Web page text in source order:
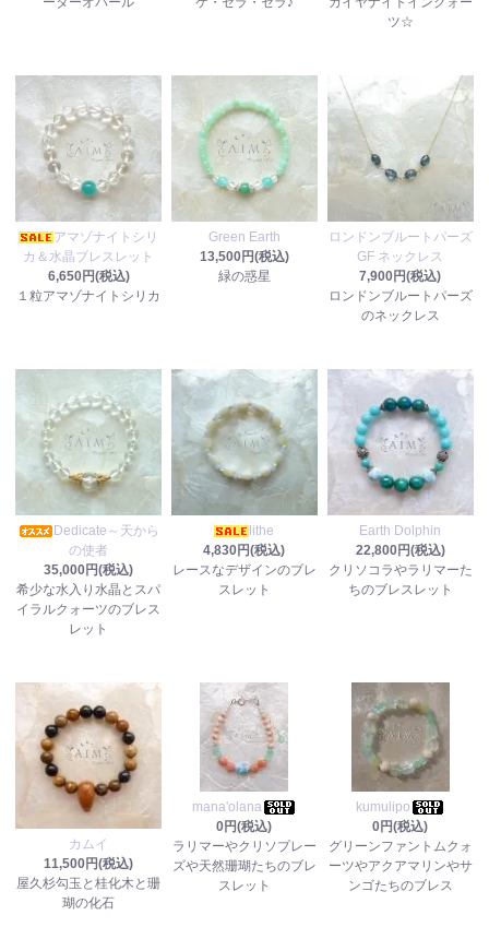
ツ☆
アマゾナイトシリ
カ＆水晶ブレスレット
6,650円(税込)
１粒アマゾナイトシリカ
Green Earth
13,500円(税込)
緑の惑星
ロンドンブルートパーズ
GF ネックレス
7,900円(税込)
ロンドンブルートパーズ
のネックレス
Dedicate～天から
の使者
35,000円(税込)
希少な水入り水晶とスパ
イラルクォーツのブレス
レット
lithe
4,830円(税込)
レースなデザインのブレ
スレット
Earth Dolphin
22,800円(税込)
クリソコラやラリマーた
ちのブレスレット
カムイ
11,500円(税込)
屋久杉勾玉と桂化木と珊
瑚の化石
mana'olana
0円(税込)
ラリマーやクリソプレー
ズや天然珊瑚たちのブレ
スレット
kumulipo
0円(税込)
グリーンファントムクォ
ーツやアクアマリンやサ
ンゴたちのブレス